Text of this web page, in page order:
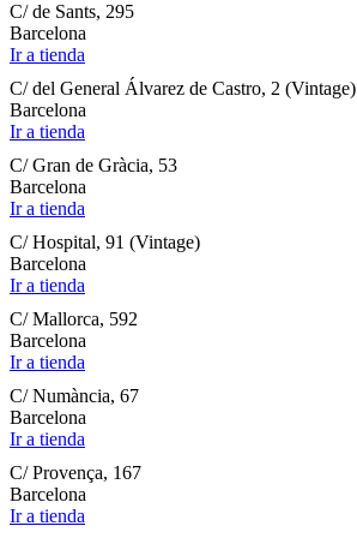
C/ de Sants, 295
Barcelona
Ir a tienda
C/ del General Álvarez de Castro, 2 (Vintage)
Barcelona
Ir a tienda
C/ Gran de Gràcia, 53
Barcelona
Ir a tienda
C/ Hospital, 91 (Vintage)
Barcelona
Ir a tienda
C/ Mallorca, 592
Barcelona
Ir a tienda
C/ Numància, 67
Barcelona
Ir a tienda
C/ Provença, 167
Barcelona
Ir a tienda